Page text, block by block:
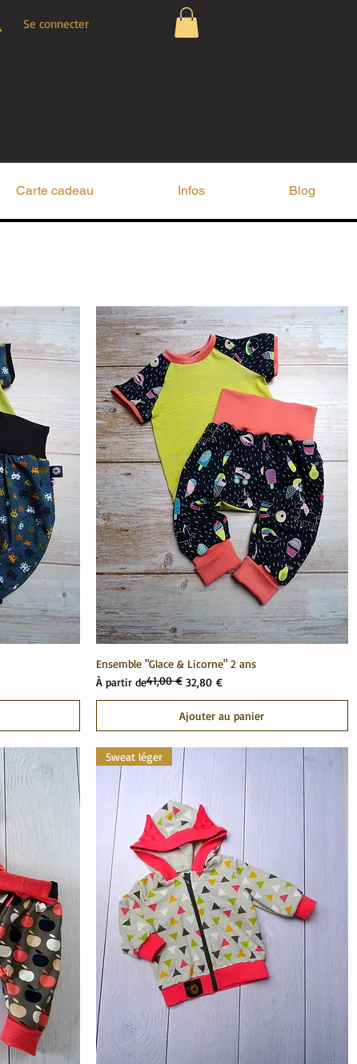
Ensemble "Glace & Licorne" 2 ans
À partir de
Prix original41,00 € 32,80 €
Prix promotionnel
Ajouter au panier
Sweat léger
Carte cadeau Infos Blog
Se connecter